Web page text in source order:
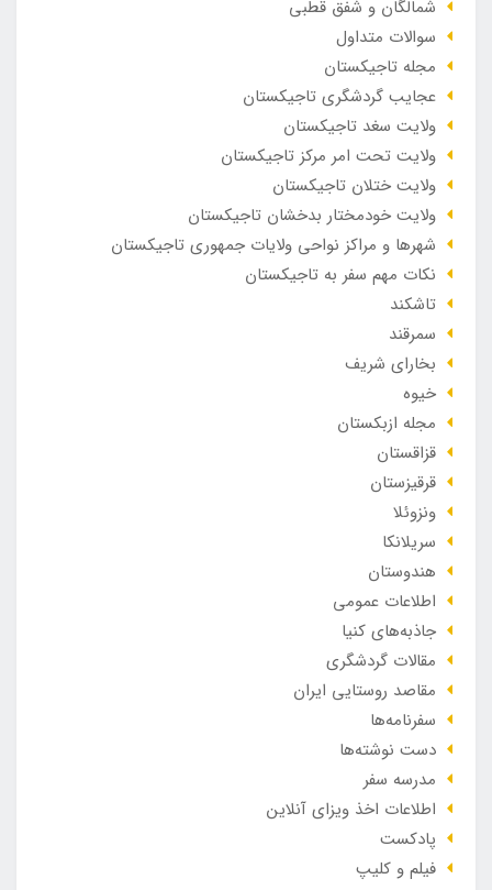
شمالگان و شفق قطبی
سوالات متداول
مجله تاجیکستان
عجایب گردشگری تاجیکستان
ولایت سغد تاجیکستان
ولایت تحت امر مرکز تاجیکستان
ولایت ختلان تاجیکستان
ولایت خودمختار بدخشان تاجیکستان
شهرها و مراکز نواحی ولایات جمهوری تاجیکستان
نکات مهم سفر به تاجیکستان
تاشکند
سمرقند
بخارای شریف
خیوه
مجله ازبکستان
قزاقستان
قرقیزستان
ونزوئلا
سریلانکا
هندوستان
اطلاعات عمومی
جاذبه‌های کنیا
مقالات گردشگری
مقاصد روستایی ایران
سفرنامه‌ها
دست نوشته‌ها
مدرسه سفر
اطلاعات اخذ ویزای آنلاین
پادکست
فیلم و کلیپ